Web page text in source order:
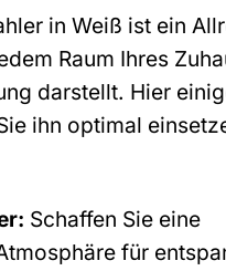
in Weiß ist ein
Raum Ihres
darstellt. Hier
ihn optimal
Schaffen Sie eine
für